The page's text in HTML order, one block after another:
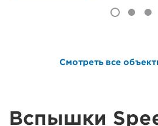
Смотреть все
Вспышки